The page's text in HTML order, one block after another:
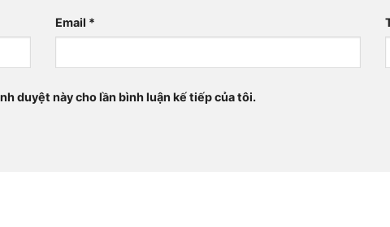
Email *
duyệt này cho lần bình luận kế tiếp của tôi.